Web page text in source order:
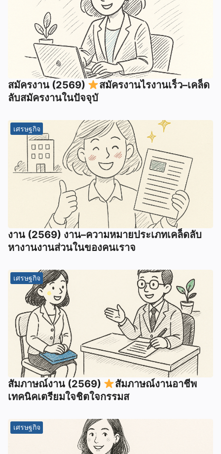
สมัครงาน (2569)
สมัครงานไรงานเร็ว–เคล็ด
ลับสมัครงานในปัจจุบั
เศรษฐกิจ
งาน (2569) งาน–ความหมายประเภทเคล็ดลับ
หางานงานส่วนในของคนเราจ
เศรษฐกิจ
สัมภาษณ์งาน (2569)
สัมภาษณ์งานอาชีพ
เทคนิคเตรียมใจชิตใจกรรมส
เศรษฐกิจ